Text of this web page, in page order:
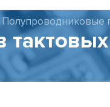
ЧИП-
КАТАЛОГ
КОМПОНЕНТОВ
КАТАЛОГ ПРИБОРОВ
ИНСТРУМЕНТОВ
Полупроводниковые